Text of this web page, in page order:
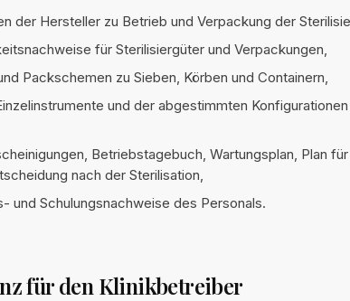
der Hersteller zu Betrieb und Verpackung der
für Sterilisiergüter und Verpackungen,
Packschemen zu Sieben, Körben und Containern,
und der abgestimmten
Betriebstagebuch, Wartungsplan, Plan
nach der Sterilisation,
und Schulungsnachweise des Personals.
für den Klinikbetreiber